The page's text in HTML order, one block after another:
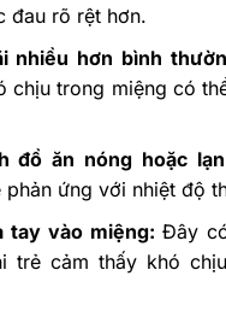
đau rõ rệt hơn.
nhiều hơn bình
chịu trong miệng có
đồ ăn nóng hoặc
phản ứng với nhiệt độ
tay vào miệng:Đây
trẻ cảm thấy khó